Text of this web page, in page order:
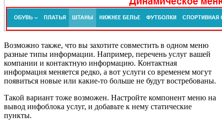
Возможно также, что вы захотите совместить в одном меню
разные типы информации. Например, перечень услуг вашей
компании и контактную информацию. Контактная
информация меняется редко, а вот услуги со временем могут
появиться новые или какие-то больше не будут востребованы.
Такой вариант тоже возможен. Настройте компонент меню на
вывод инфоблока услуг, и добавьте к нему статические
пункты.